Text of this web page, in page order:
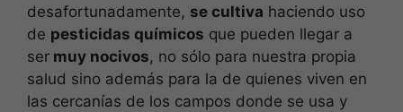
desafortunadamente, se cultiva haciendo uso
de pesticidas químicos que pueden llegar a
ser muy nocivos, no sólo para nuestra propia
salud sino además para la de quienes viven en
las cercanías de los campos donde se usa y